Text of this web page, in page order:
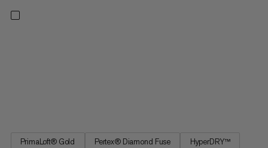
PrimaLoft® Gold Pertex® Diamond Fuse
HyperDRY™